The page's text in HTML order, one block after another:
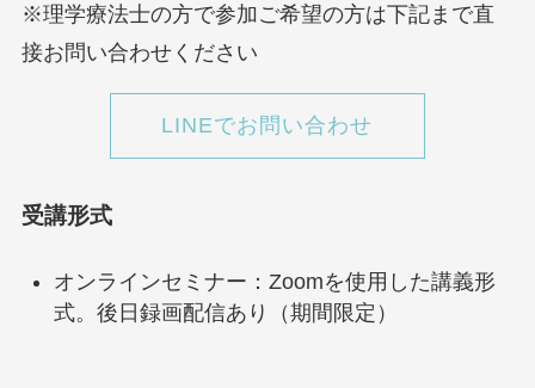
※理学療法士の方で参加ご希望の方は下記まで直
接お問い合わせください
LINEでお問い合わせ
受講形式
オンラインセミナー：Zoomを使用した講義形
式。後日録画配信あり（期間限定）